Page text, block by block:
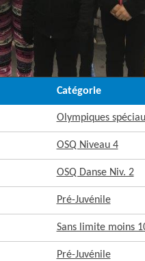
Catégorie
Olympiques
OSQ Niveau 4
OSQ Danse Niv. 2
Pré-Juvénile
Sans limite moins
Pré-Juvénile